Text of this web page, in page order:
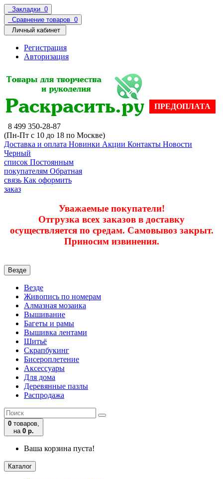
Закладки 0
Сравнение товаров 0
Личный кабинет
Регистрация
Авторизация
8 499 350-28-87
(Пн-Пт с 10 до 18 по Москве)
Доставка и оплата Новинки Акции Контакты Новости
Черный
список Постоянным
покупателям Обратная
связь Как оформить
заказ
Уважаемые покупатели!
Отгрузка всех заказов в доставку
осуществляется по средам. Самовывоз закрыт.
Приносим извинения.
Везде
Везде
Живопись по номерам
Алмазная мозаика
Вышивание
Багеты и рамы
Вышивка лентами
Шитьё
Скрапбукинг
Бисероплетение
Аксессуары
Для дома
Деревянные пазлы
Распродажа
0 товаров,
на 0 р.
Ваша корзина пуста!
Каталог
ПРЕДОПЛАТА